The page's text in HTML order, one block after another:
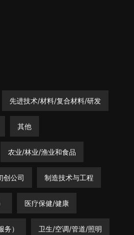
先进技术/材料/复合材料/研发
其他
农业/林业/渔业和食品
创公司 制造技术与工程
医疗保健/健康
） 卫生/空调/管道/照明